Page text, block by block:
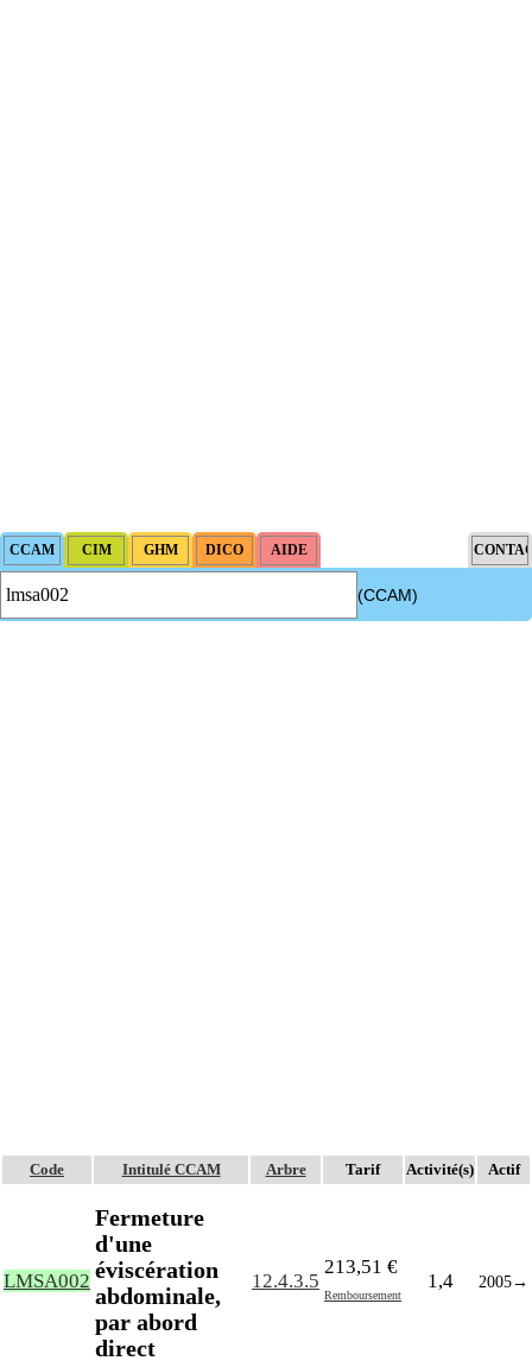
(CCAM)
Code Intitulé CCAM Arbre Tarif Activité(s) Actif
LMSA002
Fermeture
d'une
éviscération
abdominale,
par abord
direct
12.4.3.5
213,51 €
Remboursement
1,4 2005→